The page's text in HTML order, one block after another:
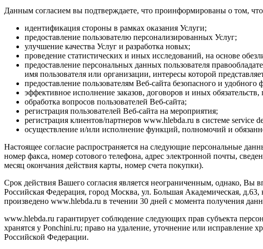
Данным согласием вы подтверждаете, что проинформированы о том,
идентификация стороны в рамках оказания Услуги;
предоставление пользователю персонализированных Услуг;
улучшение качества Услуг и разработка новых;
проведение статистических и иных исследований, на основе
предоставление персональных данных пользователя
имя пользователя или организации, интересы которой
предоставление пользователям Веб-сайта безопасного и
эффективное исполнение заказов, договоров и иных
обработка вопросов пользователей Веб-сайта;
регистрация пользователей Веб-сайта на мероприятия;
регистрация клиентов/партнеров www.hlebda.ru в системе
осуществление и/или исполнение функций, полномочий и
Настоящее согласие распространяется на следующие персональные
номер факса, номер сотового телефона, адрес электронной почты,
месяц окончания действия карты, номер счета покупки).
Срок действия Вашего согласия является неограниченным, однако, Вы
Российская Федерация, город Москва, ул. Большая Академическая,
произведено www.hlebda.ru в течении 30 дней с момента получения
www.hlebda.ru гарантирует соблюдение следующих прав субъекта
хранятся у Ponchini.ru; право на удаление, уточнение или
Российской Федерации.